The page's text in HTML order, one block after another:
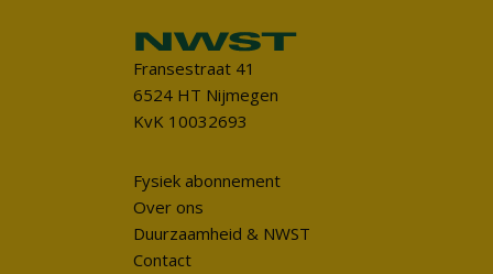
Fransestraat 41
6524 HT Nijmegen
KvK 10032693
Fysiek abonnement
Over ons
Duurzaamheid & NWST
Contact